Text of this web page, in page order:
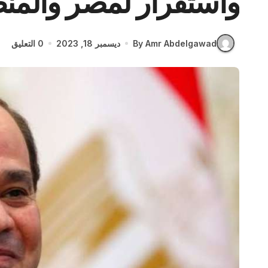
By Amr Abdelgawad ديسمبر 18, 2023 0 التعليق